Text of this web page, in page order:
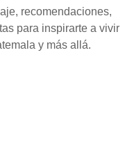
recomendaciones,
para inspirarte a vivir
y más allá.